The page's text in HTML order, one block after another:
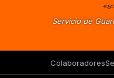
Servicio de
Colaboradores